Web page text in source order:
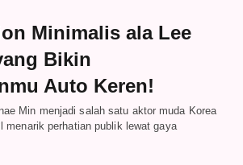
Minimalis ala Lee
Bikin
Auto Keren!
Min menjadi salah satu aktor muda Korea
menarik perhatian publik lewat gaya